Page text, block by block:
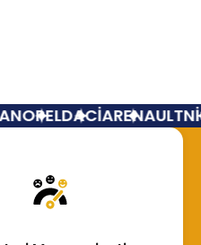
OPELDACİARENAULT